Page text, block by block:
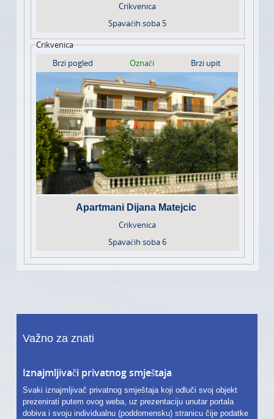
Crikvenica
Spavaćih soba 5
Crikvenica
Brzi pogled
Označi Brzi upit
Apartmani Dijana Matejcic
Crikvenica
Spavaćih soba6
Važno za znati
Iznajmljivači privatnog smještaja
Svaki iznajmljivač privatnog smještaja koji odluči svoj objekt
prezenirati putem ovog weba, uz prezentaciju unutar portala
dobiva i svoju individualnu (poddomensku) stranicu čije podatke